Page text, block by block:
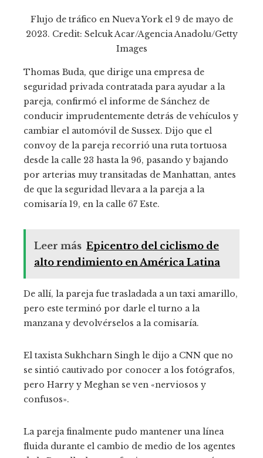
Flujo de tráfico en Nueva York el 9 de mayo de
2023. Credit: Selcuk Acar/Agencia Anadolu/Getty
Images
Thomas Buda, que dirige una empresa de
seguridad privada contratada para ayudar a la
pareja, confirmó el informe de Sánchez de
conducir imprudentemente detrás de vehículos y
cambiar el automóvil de Sussex. Dijo que el
convoy de la pareja recorrió una ruta tortuosa
desde la calle 23 hasta la 96, pasando y bajando
por arterias muy transitadas de Manhattan, antes
de que la seguridad llevara a la pareja a la
comisaría 19, en la calle 67 Este.
Leer más Epicentro del ciclismo de
alto rendimiento en América Latina
De allí, la pareja fue trasladada a un taxi amarillo,
pero este terminó por darle el turno a la
manzana y devolvérselos a la comisaría.
El taxista Sukhcharn Singh le dijo a CNN que no
se sintió cautivado por conocer a los fotógrafos,
pero Harry y Meghan se ven «nerviosos y
confusos».
La pareja finalmente pudo mantener una línea
fluida durante el cambio de medio de los agentes